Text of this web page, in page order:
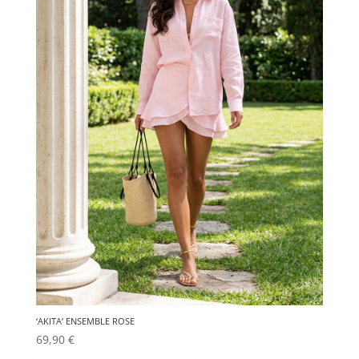
la
page
du
produit
‘AKITA’ ENSEMBLE ROSE
69,90 €